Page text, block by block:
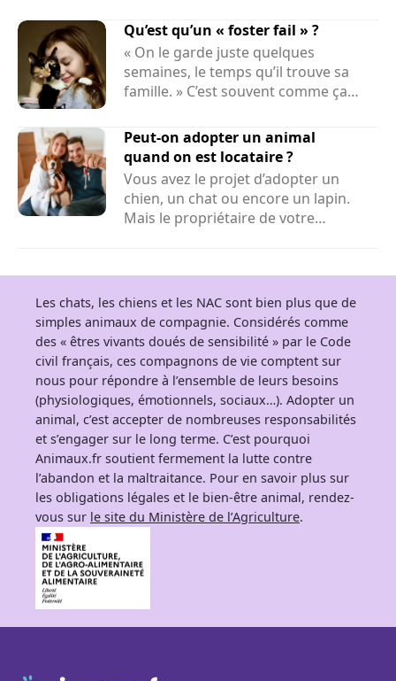
Qu’est qu’un « foster fail » ?
« On le garde juste quelques
semaines, le temps qu’il trouve sa
famille. » C’est souvent comme ça
Peut-on adopter un animal
quand on est locataire ?
Vous avez le projet d’adopter un
chien, un chat ou encore un lapin.
Mais le propriétaire de votre
Les chats, les chiens et les NAC sont bien plus que de
simples animaux de compagnie. Considérés comme
des « êtres vivants doués de sensibilité » par le Code
civil français, ces compagnons de vie comptent sur
nous pour répondre à l’ensemble de leurs besoins
(physiologiques, émotionnels, sociaux…). Adopter un
animal, c’est accepter de nombreuses responsabilités
et s’engager sur le long terme. C’est pourquoi
Animaux.fr soutient fermement la lutte contre
l’abandon et la maltraitance. Pour en savoir plus sur
les obligations légales et le bien-être animal, rendez-
vous sur le site du Ministère de l’Agriculture.